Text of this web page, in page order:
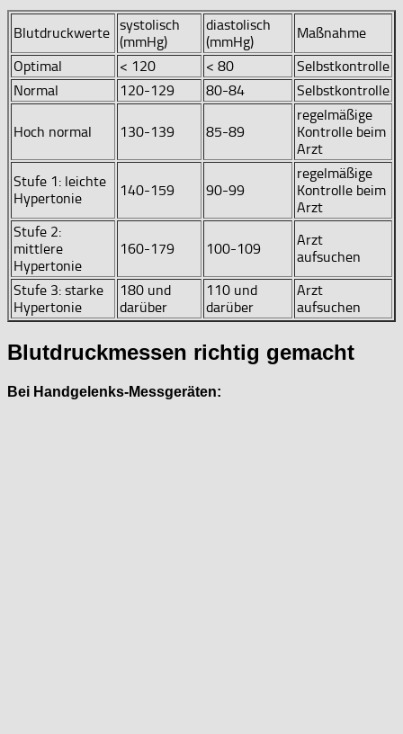
Blutdruckwerte systolisch
(mmHg)
diastolisch
(mmHg)
Maßnahme
Optimal
< 120 < 80
Selbstkontrolle
Normal
120-129 80-84 Selbstkontrolle
Hoch normal 130-139 85-89
regelmäßige
Kontrolle beim
Arzt
Stufe 1: leichte
Hypertonie
140-159 90-99
regelmäßige
Kontrolle beim
Arzt
Stufe 2:
mittlere
Hypertonie
160-179 100-109
Arzt
aufsuchen
Stufe 3: starke
Hypertonie
180 und
darüber
110 und
darüber
Arzt
aufsuchen
Blutdruckmessen richtig gemacht
Bei Handgelenks-Messgeräten: